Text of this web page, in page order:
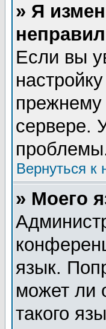
» Я
Если вы
прежнему
сервере.
Вернуться к
» Моего
язык.
может ли
такого